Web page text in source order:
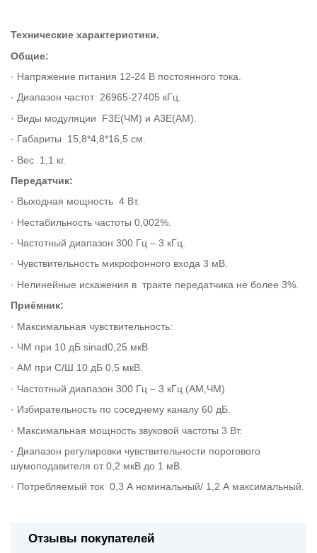
Технические характеристики.
Общие:
· Напряжение питания 12-24 В постоянного тока.
· Диапазон частот 26965-27405 кГц.
· Виды модуляции F3E(ЧМ) и A3E(AM).
· Габариты 15,8*4,8*16,5 см.
· Вес 1,1 кг.
Передатчик:
· Выходная мощность 4 Вт.
· Нестабильность частоты 0,002%.
· Частотный диапазон 300 Гц – 3 кГц.
· Чувствительность микрофонного входа 3 мВ.
· Нелинейные искажения в тракте передатчика не более 3%.
Приёмник:
· Максимальная чувствительность:
· ЧМ при 10 дБ sinad0,25 мкВ
· АМ при С/Ш 10 дБ 0,5 мкВ.
· Частотный диапазон 300 Гц – 3 кГц (АМ,ЧМ)
· Избирательность по соседнему каналу 60 дБ.
· Максимальная мощность звуковой частоты 3 Вт.
· Диапазон регулировки чувствительности порогового
шумоподавителя от 0,2 мкВ до 1 мВ.
· Потребляемый ток 0,3 А номинальный/ 1,2 А максимальный.
Отзывы покупателей